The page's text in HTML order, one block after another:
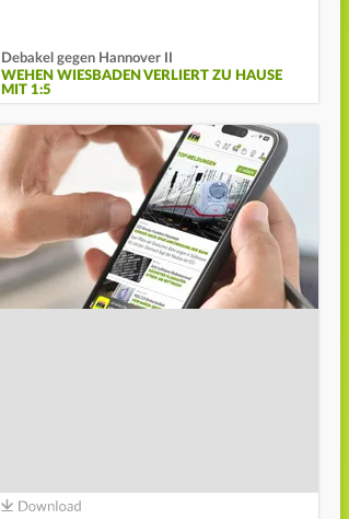
Debakel gegen Hannover II
WEHEN WIESBADEN VERLIERT ZU HAUSE
MIT 1:5